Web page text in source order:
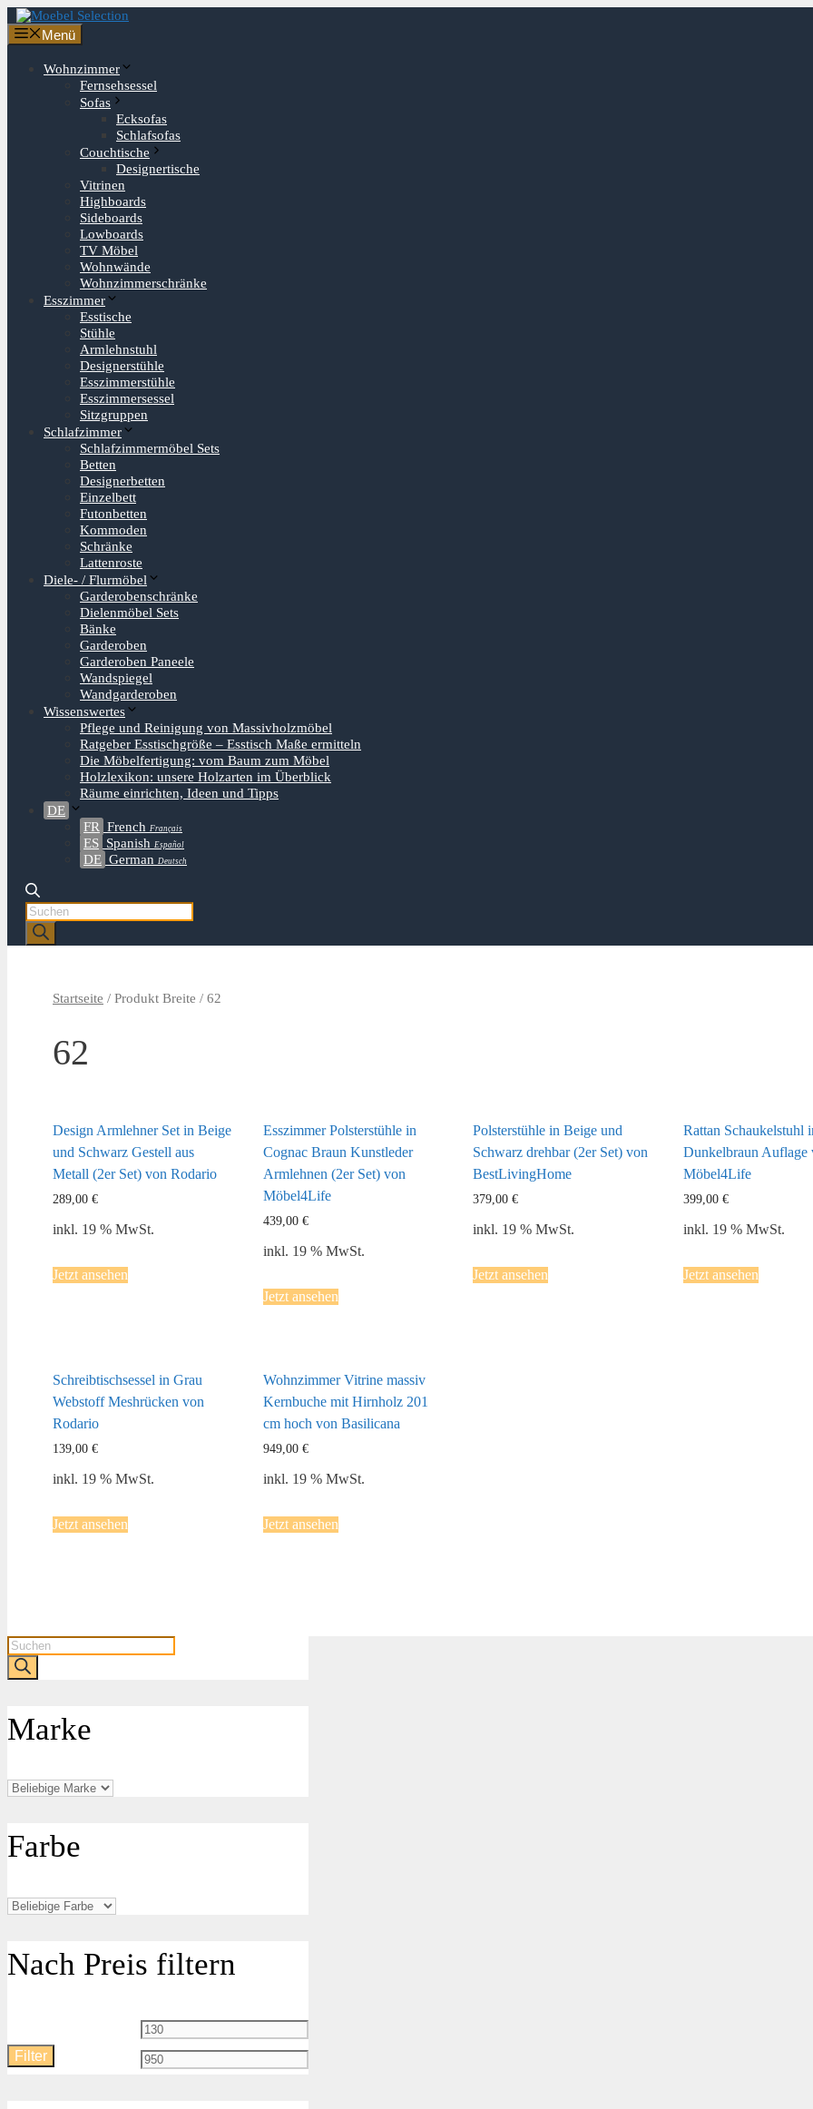
Zum
Inhalt
springen
Menü
Wohnzimmer
Fernsehsessel
Sofas
Ecksofas
Schlafsofas
Couchtische
Designertische
Vitrinen
Highboards
Sideboards
Lowboards
TV Möbel
Wohnwände
Wohnzimmerschränke
Esszimmer
Esstische
Stühle
Armlehnstuhl
Designerstühle
Esszimmerstühle
Esszimmersessel
Sitzgruppen
Schlafzimmer
Schlafzimmermöbel Sets
Betten
Designerbetten
Einzelbett
Futonbetten
Kommoden
Schränke
Lattenroste
Diele- / Flurmöbel
Garderobenschränke
Dielenmöbel Sets
Bänke
Garderoben
Garderoben Paneele
Wandspiegel
Wandgarderoben
Wissenswertes
Pflege und Reinigung von Massivholzmöbel
Ratgeber Esstischgröße – Esstisch Maße ermitteln
Die Möbelfertigung: vom Baum zum Möbel
Holzlexikon: unsere Holzarten im Überblick
Räume einrichten, Ideen und Tipps
DE
FR French Français
ES Spanish Español
DE German Deutsch
Products
search
Startseite / Produkt Breite / 62
62
Design Armlehner Set in Beige
und Schwarz Gestell aus
Metall (2er Set) von Rodario
289,00 €
inkl. 19 % MwSt.
Jetzt ansehen
Esszimmer Polsterstühle in
Cognac Braun Kunstleder
Armlehnen (2er Set) von
Möbel4Life
439,00 €
inkl. 19 % MwSt.
Jetzt ansehen
Polsterstühle in Beige und
Schwarz drehbar (2er Set) von
BestLivingHome
379,00€
inkl. 19 % MwSt.
Jetzt ansehen
Rattan Schaukelstuhl
Dunkelbraun Auflage
Möbel4Life
399,00 €
inkl. 19 % MwSt.
Jetzt ansehen
Schreibtischsessel in Grau
Webstoff Meshrücken von
Rodario
139,00 €
inkl. 19 % MwSt.
Jetzt ansehen
Wohnzimmer Vitrine massiv
Kernbuche mit Hirnholz 201
cm hoch von Basilicana
949,00 €
inkl. 19 % MwSt.
Jetzt ansehen
Products
search
Marke
Farbe
Nach Preis filtern
Min.
Preis
Filter